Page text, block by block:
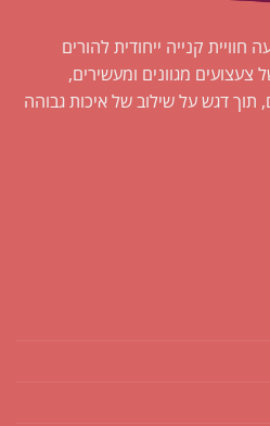
חוויית קנייה ייחודית להורים
צעצועים מגוונים ומעשירים,
תוך דגש על שילוב של איכות גבוהה